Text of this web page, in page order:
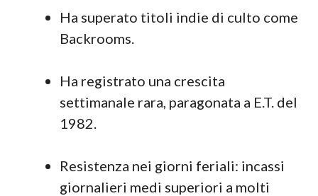
Ha superato titoli indie di culto come
Backrooms.
Ha registrato una crescita
settimanale rara, paragonata a E.T. del
1982.
Resistenza nei giorni feriali: incassi
giornalieri medi superiori a molti